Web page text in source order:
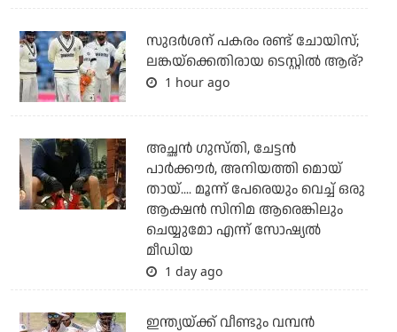
സുദര്‍ശന് പകരം രണ്ട് ചോയിസ്;
ലങ്കയ്‌ക്കെതിരായ ടെസ്റ്റില്‍ ആര്?
1 hour ago
അച്ഛന്‍ ഗുസ്തി, ചേട്ടന്‍
പാര്‍ക്കൗര്‍, അനിയത്തി മൊയ്
തായ്.... മൂന്ന് പേരെയും വെച്ച് ഒരു
ആക്ഷന്‍ സിനിമ ആരെങ്കിലും
ചെയ്യുമോ എന്ന് സോഷ്യല്‍
മീഡിയ
1 day ago
ഇന്ത്യയ്ക്ക് വീണ്ടും വമ്പന്‍